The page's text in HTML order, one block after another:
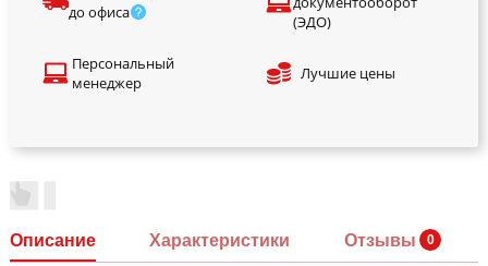
до офиса
(ЭДО)
Персональный
менеджер
Лучшие цены
Описание Характеристики Отзывы